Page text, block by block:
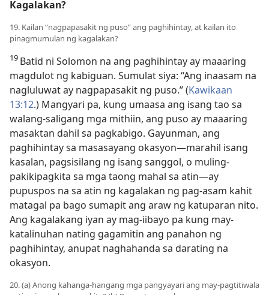
Kagalakan?
19. Kailan “nagpapasakit ng puso” ang paghihintay, at kailan ito
pinagmumulan ng kagalakan?
19 Batid ni Solomon na ang paghihintay ay maaaring
magdulot ng kabiguan. Sumulat siya: “Ang inaasam na
nagluluwat ay nagpapasakit ng puso.” (Kawikaan
13:12.) Mangyari pa, kung umaasa ang isang tao sa
walang-saligang mga mithiin, ang puso ay maaaring
masaktan dahil sa pagkabigo. Gayunman, ang
paghihintay sa masasayang okasyon​—marahil isang
kasalan, pagsisilang ng isang sanggol, o muling-
pakikipagkita sa mga taong mahal sa atin​—ay
pupuspos na sa atin ng kagalakan ng pag-asam kahit
matagal pa bago sumapit ang araw ng katuparan nito.
Ang kagalakang iyan ay mag-iibayo pa kung may-
katalinuhan nating gagamitin ang panahon ng
paghihintay, anupat naghahanda sa darating na
okasyon.
20. (a) Anong kahanga-hangang mga pangyayari ang may-pagtitiwala